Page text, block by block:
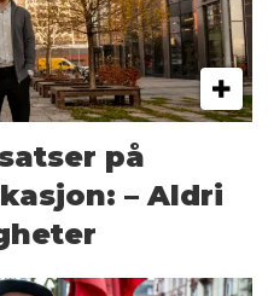
på
– Aldri